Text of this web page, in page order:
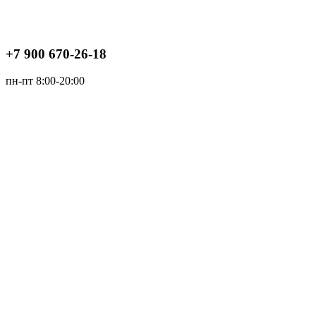
+7 900 670-26-18
пн-пт 8:00-20:00